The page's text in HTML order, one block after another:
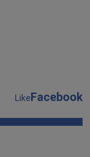
LikeFacebook